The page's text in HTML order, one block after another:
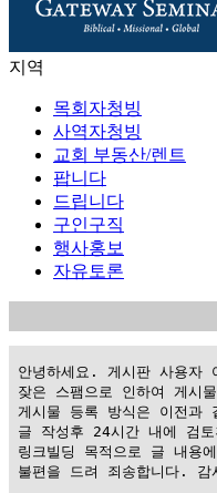
지역
목회자청빙
사역자청빙
교회 부동산/렌트
팝니다
드립니다
구인구직
행사홍보
자유토론
안녕하세요. 게시판 사용자
잦은 스팸으로 인하여 게시
게시물 등록 방식은 이전과
글 작성후 24시간 내에 검
링크빌딩 목적으로 글 내용
불편을 드려 죄송합니다. 감